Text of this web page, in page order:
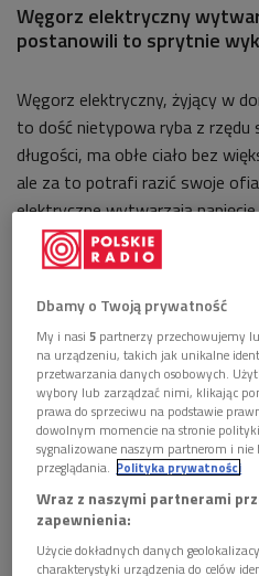
Węgorz elektryczny
postanowili to sprytnie
Węgorz elektryczny, żyjący w
to dość nietypowa ryba z
długości, ma obłe ciało bez
ale za to potrafi razić swoje
elektryczne wytwarzają
Chociaż niezbyt urodziwy,
Osobniki tego gatunku posiada
prefekturze Kanagawa w
tej instytucji, wpadł na pomysł
wytwarzanej przez osobliwą
W zbiorniku z wodą, w którym
elektryczny, umieszczono dwie
funkcję elektrod, podłączone do
Kiedy ryba wykonuje jakiś ruch,
elektrody, a stojąca obok
Dbamy o Twoją prywatność
My i nasi5 partnerzy przechowujemy
na urządzeniu, takich jak unikalne
przetwarzania danych osobowych.
wybory lub zarządzać nimi, klikając
prawa do sprzeciwu na podstawie
dowolnym momencie na stronie
sygnalizowane naszym partnerom i nie
przeglądania. Polityka prywatności
Wraz z naszymi partnerami
zapewnienia:
Użycie dokładnych danych
charakterystyki urządzenia do celów